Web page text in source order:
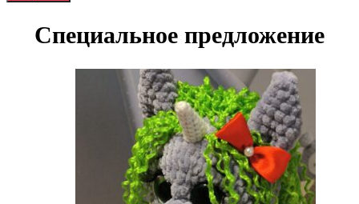
Специальное предложение